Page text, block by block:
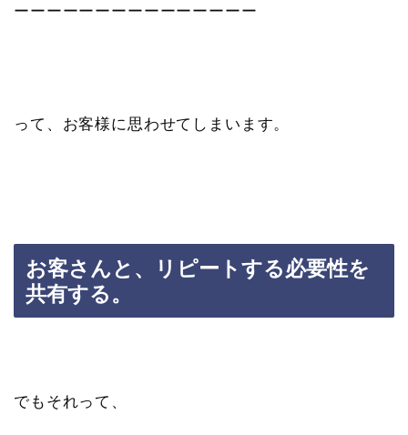
ーーーーーーーーーーーーーーー
って、お客様に思わせてしまいます。
お客さんと、リピートする必要性を
共有する。
でもそれって、